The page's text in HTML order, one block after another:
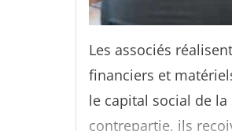
Les associés
financiers et
le capital social de la
contrepartie, ils